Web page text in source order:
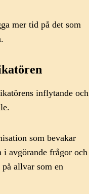
mer tid på det som
inflytande och
som bevakar
i avgörande frågor och
allvar som en